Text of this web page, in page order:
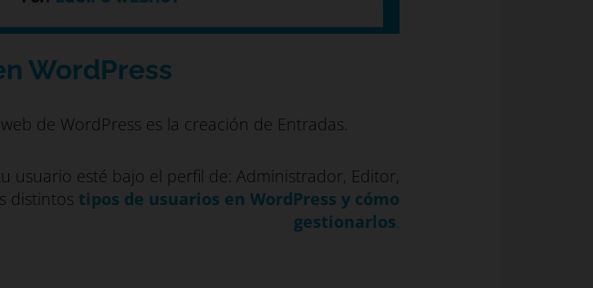
WordPress
de WordPress es la creación de Entradas.
usuario esté bajo el perfil de: Administrador, Editor,
distintos tipos de usuarios en WordPress y cómo
gestionarlos.